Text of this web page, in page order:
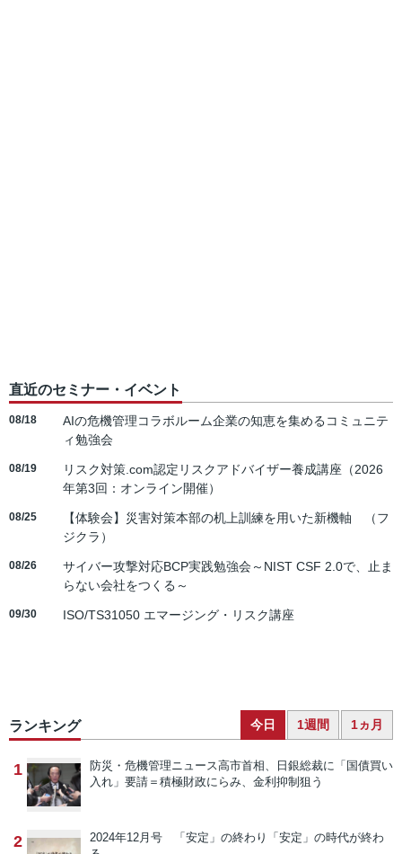
直近のセミナー・イベント
08/18
AIの危機管理コラボルーム企業の知恵を集めるコミュニテ
ィ勉強会
08/19
リスク対策.com認定リスクアドバイザー養成講座（2026
年第3回：オンライン開催）
08/25
【体験会】災害対策本部の机上訓練を用いた新機軸 （フ
ジクラ）
08/26
サイバー攻撃対応BCP実践勉強会～NIST CSF 2.0で、止ま
らない会社をつくる～
09/30 ISO/TS31050 エマージング・リスク講座
ランキング 今日 1週間 1ヵ月
1 防災・危機管理ニュース高市首相、日銀総裁に「国債買い
入れ」要請＝積極財政にらみ、金利抑制狙う
2 2024年12月号 「安定」の終わり
「安定」の時代が終わ